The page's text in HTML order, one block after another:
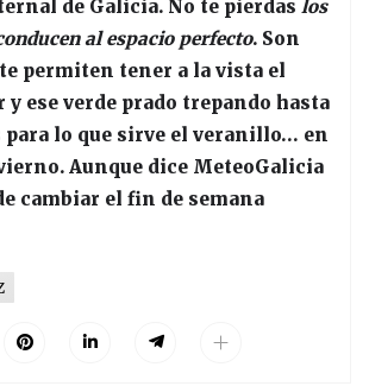
de Galicia. No te pierdas los
al espacio perfecto. Son
permiten tener a la vista el
ese verde prado trepando hasta
para lo que sirve el veranillo… en
Aunque dice MeteoGalicia
cambiar el fin de semana